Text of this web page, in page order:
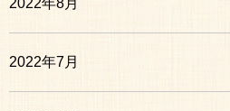
2022年8月
2022年7月